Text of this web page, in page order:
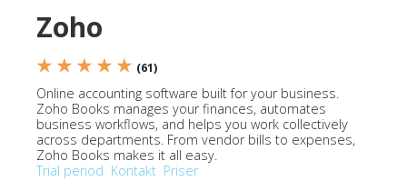
Zoho
★ ★ ★ ★ ★ (61)
Online accounting software built for your business.
Zoho Books manages your finances, automates
business workflows, and helps you work collectively
across departments. From vendor bills to expenses,
Zoho Books makes it all easy.
Trial period Kontakt Priser